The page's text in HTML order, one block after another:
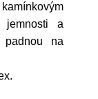
jemnosti a
padnou na